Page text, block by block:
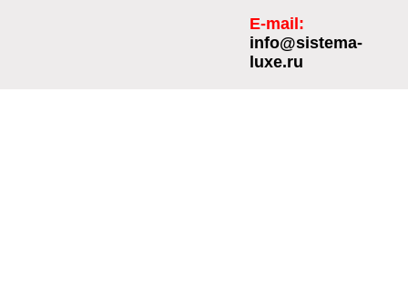
E-mail:
info@sistema-
luxe.ru